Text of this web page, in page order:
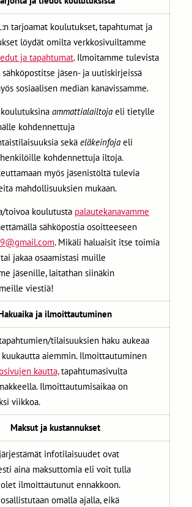
tarjoamat koulutukset, tapahtumat ja
löydät omilta verkkosivuiltamme
ja tapahtumat. Ilmoitamme tulevista
jäsen- ja uutiskirjeissä
sosiaalisen median kanavissamme.
ammattialailtoja eli tietylle
kohdennettuja
sekä eläkeinfoja eli
kohdennettuja iltoja.
myös jäsenistöltä tulevia
mahdollisuuksien mukaan.
toivoa koulutusta palautekanavamme
sähköpostia osoitteeseen
. Mikäli haluaisit itse toimia
jakaa osaamistasi muille
jäsenille, laitathan siinäkin
viestiä!
ja ilmoittautuminen
tilaisuuksien haku aukeaa
aiemmin. Ilmoittautuminen
kautta,tapahtumasivulta
Ilmoittautumisaikaa on
viikkoa.
Maksut ja kustannukset
infotilaisuudet ovat
aina maksuttomia eli voit tulla
ilmoittautunut ennakkoon.
omalla ajalla, eikä